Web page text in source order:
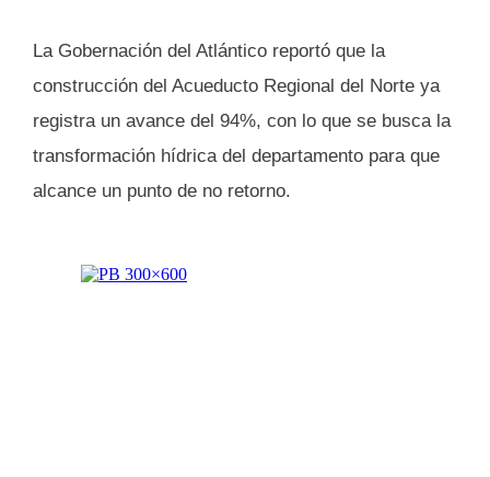
La Gobernación del Atlántico reportó que la
construcción del Acueducto Regional del Norte ya
registra un avance del 94%, con lo que se busca la
transformación hídrica del departamento para que
alcance un punto de no retorno.